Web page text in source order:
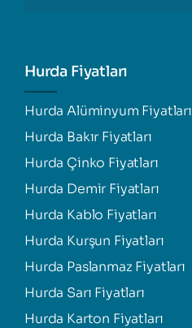
Hurda Fiyatları
Hurda Alüminyum Fiyatları
Hurda Bakır Fiyatları
Hurda Çinko Fiyatları
Hurda Demir Fiyatları
Hurda Kablo Fiyatları
Hurda Kurşun Fiyatları
Hurda Paslanmaz Fiyatları
Hurda Sarı Fiyatları
Hurda Karton Fiyatları